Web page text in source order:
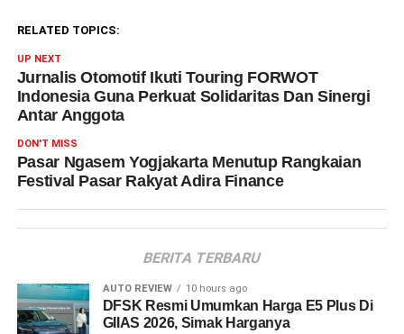
RELATED TOPICS:
UP NEXT
Jurnalis Otomotif Ikuti Touring FORWOT
Indonesia Guna Perkuat Solidaritas Dan Sinergi
Antar Anggota
DON'T MISS
Pasar Ngasem Yogjakarta Menutup Rangkaian
Festival Pasar Rakyat Adira Finance
BERITA TERBARU
AUTO REVIEW 10 hours ago
DFSK Resmi Umumkan Harga E5 Plus Di
GIIAS 2026, Simak Harganya